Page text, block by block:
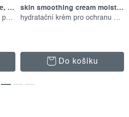
intensive moisture balance, 50 ml
hydratační krém pro suchou pokožku
skin smoothing cream moisturizer, 50 ml
hydratační krém pro ochranu pokožky
Do košíku